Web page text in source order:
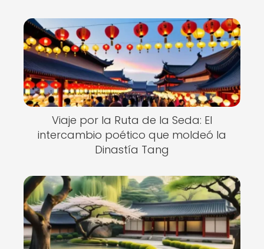
Viaje por la Ruta de la Seda: El
intercambio poético que moldeó la
Dinastía Tang